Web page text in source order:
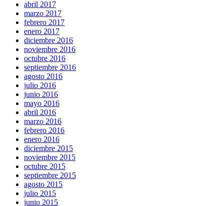
abril 2017
marzo 2017
febrero 2017
enero 2017
diciembre 2016
noviembre 2016
octubre 2016
septiembre 2016
agosto 2016
julio 2016
junio 2016
mayo 2016
abril 2016
marzo 2016
febrero 2016
enero 2016
diciembre 2015
noviembre 2015
octubre 2015
septiembre 2015
agosto 2015
julio 2015
junio 2015